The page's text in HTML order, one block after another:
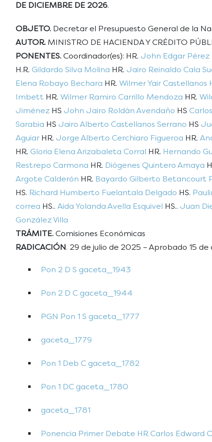
DE DICIEMBRE DE 2026.
OBJETO. Decretar el Presupuesto General de la
AUTOR. MINISTRO DE HACIENDA Y CRÉDITO
PONENTES. Coordinador(es): HR. John Edgar Pérez
H.R. Gildardo Silva Molina HR. Jairo Reinaldo Cala
Elena Robayo Bechara HR. Wilmer Yair Castellanos
Imbett HR. Wilmer Ramiro Carrillo Mendoza HR.
Jiménez HS John Jairo Roldán Avendaño HS
Sarabia HS Jairo Alberto Castellanos Serrano HS
Aguiar HR. Jorge Alberto Cerchiaro Figueroa HR.
HR. Gloria Elena Arizabaleta Corral HR. Hernando
Restrepo Carmona HR. Diógenes Quintero Amaya
Argote Calderón HR. Bayardo Gilberto Betancourt
HS. Richard Humberto Fuelantala Delgado HS.
correa HS.. Aida Yolanda Avella Esquivel HS.. Juan
González Villa
TRÁMITE. Comisiones Económicas
RADICACIÓN. 29 de julio de 2025 – Aprobado 15
Pon 2 D S gaceta_1943
Pon 2 D C gaceta_1944
PGN Pon 1 S gaceta_1777
gaceta_1779
Pon 1 Deb C gaceta_1782
Pon 1 DC gaceta_1780
gaceta_1781
Ponencia Primer Debate HR Carlos Edward